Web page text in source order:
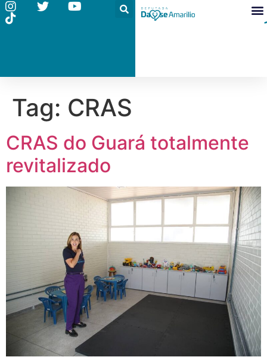
Tag: CRAS
CRAS do Guará totalmente
revitalizado